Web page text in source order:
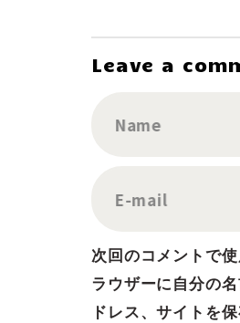
Leave a
Name
E-mail
次回のコメントで
ラウザーに自分の
ドレス、サイトを保